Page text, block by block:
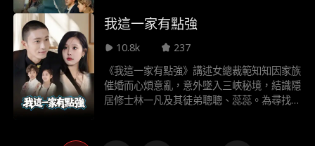
洛莉絲 在貧民窟長大 莫莉的親生女兒莎拉 卻
運再次交錯 堅強善良的朵洛莉絲 吸引了瑞秋
父親 也就是家族大家長 亞倫的目光 莎拉暗戀
多年的萊恩 也漸漸愛上朵洛莉絲 莎拉備感威
脅 深怕地位不保 開始暗中算計她 隨著兩人衝
我這一家有點強
10.8k
237
《我這一家有點強》講述女總裁範知知因家族
催婚而心煩意亂，意外墜入三峽秘境，結識隱
居修士林一凡及其徒弟聰聰、蕊蕊。為尋找維